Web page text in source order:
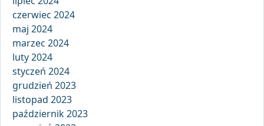
czerwiec 2024
maj 2024
marzec 2024
luty 2024
styczeń 2024
grudzień 2023
listopad 2023
październik 2023